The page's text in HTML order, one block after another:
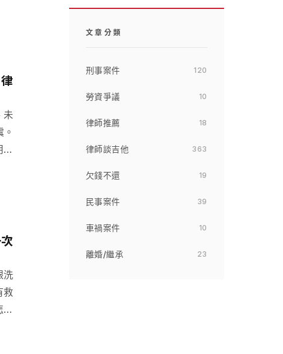
未
洗
救
文章分類
刑事案件 120
勞資爭議 10
律師推薦 18
律師談吉他 363
欠錢不還 19
民事案件 39
車禍案件 10
離婚/繼承 23